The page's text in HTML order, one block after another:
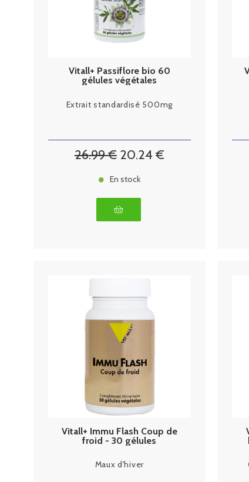
Vitall+ Passiflore bio 60
gélules végétales
Extrait standardisé 500mg
26.99€ 20.24 €
En stock
Vitall+ Immu Flash Coup de
froid - 30 gélules
Maux d'hiver